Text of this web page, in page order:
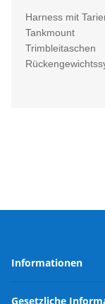
Harness mit
Tankmount
Trimbleitaschen
Informationen
Gesetzliche